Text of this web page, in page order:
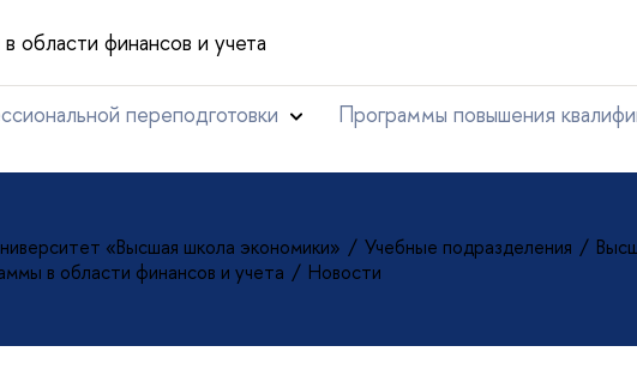
области финансов и учета
переподготовки
Программы повышения
«Высшая школа экономики» Учебные подразделения
в области финансов и учета Новости